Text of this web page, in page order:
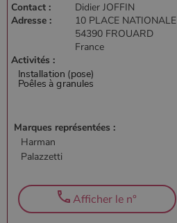
Contact :
Didier JOFFIN
Adresse :
10 PLACE NATIONALE
54390 FROUARD
France
Activités :
Marques représentées :
Harman
Palazzetti
Afficher le n°